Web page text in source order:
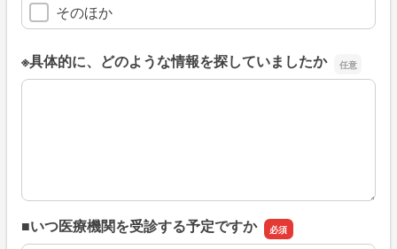
そのほか
※具体的に、どのような情報を探していましたか
※具体的に、どのような情報を探していましたか
■いつ医療機関を受診する予定ですか